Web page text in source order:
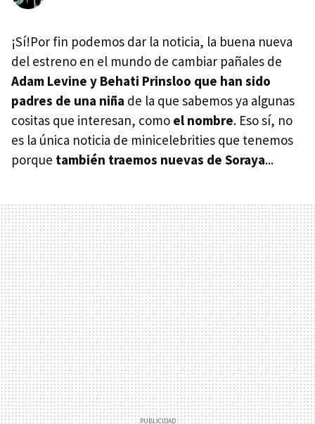
¡Sí!Por fin podemos dar la noticia, la buena nueva
del estreno en el mundo de cambiar pañales de
Adam Levine y Behati Prinsloo que han sido
padres de una niña de la que sabemos ya algunas
cositas que interesan, como el nombre. Eso sí, no
es la única noticia de minicelebrities que tenemos
porque también traemos nuevas de Soraya...